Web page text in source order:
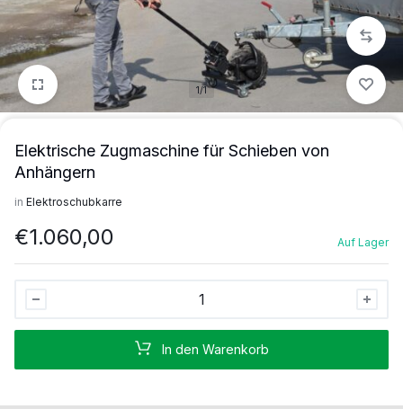
1/1
Elektrische Zugmaschine für Schieben von
Anhängern
in Elektroschubkarre
€1.060,00 Auf Lager
für
Anhängern
In den Warenkorb